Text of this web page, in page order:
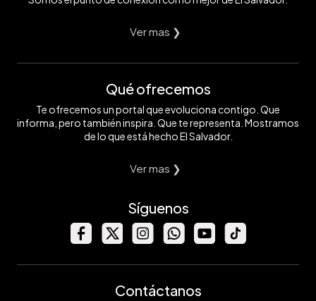
Ver mas ❯
Qué ofrecemos
Te ofrecemos un portal que evoluciona contigo. Que
informa, pero también inspira. Que te representa. Mostramos
de lo que está hecho El Salvador.
Ver mas ❯
Síguenos
Contáctanos